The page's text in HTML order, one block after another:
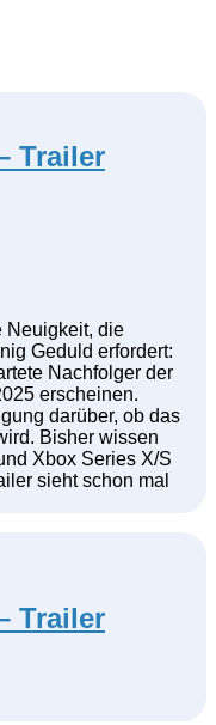
Trailer
Neuigkeit, die
Geduld erfordert:
Nachfolger der
erscheinen.
darüber, ob das
Bisher wissen
Xbox Series X/S
sieht schon mal
Trailer